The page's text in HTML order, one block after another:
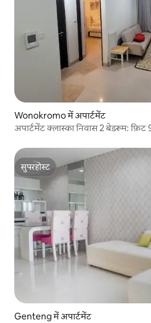
Wonokromo में अपार्टमेंट
अपार्टमेंट क्लास्का निवास 2 बेडरूम: फ़िट
सुपरहोस्ट
सुपरहोस्ट
Genteng में अपार्टमेंट